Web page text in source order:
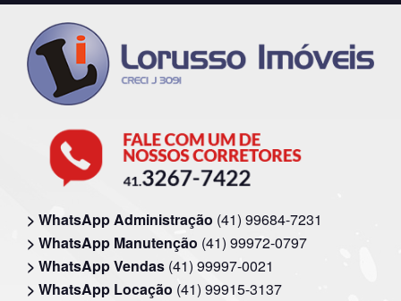
> WhatsApp Administração (41) 99684-7231
> WhatsApp Manutenção (41) 99972-0797
> WhatsApp Vendas (41) 99997-0021
> WhatsApp Locação (41) 99915-3137